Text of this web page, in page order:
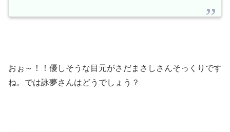
おぉ～！！優しそうな目元がさだまさしさんそっくりです
ね。では詠夢さんはどうでしょう？